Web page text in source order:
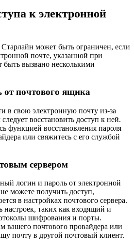
к электронной
может быть ограничен, если
почте, указанной при
быть вызвано несколькими
почтового ящика
в свою электронную почту из-за
восстановить доступ к ней.
функцией восстановления пароля
или свяжитесь с его службой
сервером
логин и пароль от электронной
можете получить доступ,
в настройках почтового сервера.
настроек, таких как входящий и
шифрования и порты.
вашего почтового провайдера или
почту в другой почтовый клиент.